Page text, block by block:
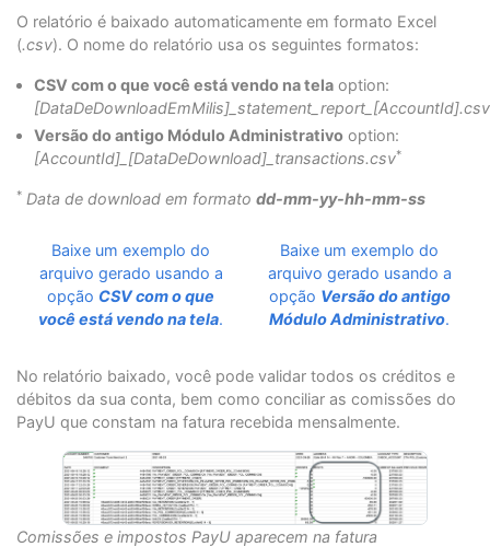
O relatório é baixado automaticamente em formato Excel
(.csv). O nome do relatório usa os seguintes formatos:
CSV com o que você está vendo na tela option:
[DataDeDownloadEmMilis]_statement_report_[AccountId].csv
Versão do antigo Módulo Administrativo option:
[AccountId]_[DataDeDownload]_transactions.csv*
* Data de download em formato dd-mm-yy-hh-mm-ss
Baixe um exemplo do
arquivo gerado usando a
opção CSV com o que
você está vendo na tela.
Baixe um exemplo do
arquivo gerado usando a
opção Versão do antigo
Módulo Administrativo.
No relatório baixado, você pode validar todos os créditos e
débitos da sua conta, bem como conciliar as comissões do
PayU que constam na fatura recebida mensalmente.
Comissões e impostos PayU aparecem na fatura